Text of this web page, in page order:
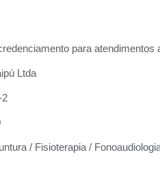
para atendimentos
Ltda
2
/ Fisioterapia /